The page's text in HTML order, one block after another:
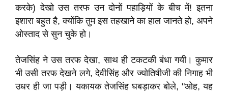
करके) देखो उस तरफ उन दोनों पहाड़ियों के बीच में! इतना
इशारा बहुत है, क्योंकि तुम इस तहखाने का हाल जानते हो, अपने
ओस्ताद से सुन चुके हो।
तेजसिंह ने उस तरफ देखा, साथ ही टकटकी बंधा गयी। कुमार
भी उसी तरफ देखने लगे, देवीसिंह और ज्योतिषीजी की निगाह भी
उधर ही जा पड़ी। यकायक तेजसिंह घबड़ाकर बोले, "ओह, यह